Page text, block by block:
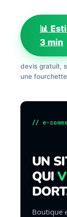
📊
3 min
devis gratuit,
une
// e-
UN
QUI
Boutique